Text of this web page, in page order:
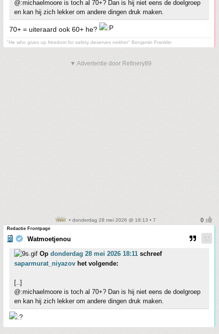
@:michaelmoore is toch al 70+? Dan is hij niet eens de doelgroep
en kan hij zich lekker om andere dingen druk maken.
70+ = uiteraard ook 60+ he?
"He who gives up freedom for safety deserves neither" Benjamin Franklin
▼ Advertentie door Refinery89
• donderdag 28 mei 2026 @ 18:13 • 7
Redactie Frontpage
Watmoetjenou
Op donderdag 28 mei 2026 18:11 schreef
saparmurat_niyazov het volgende:
[..]
@:michaelmoore is toch al 70+? Dan is hij niet eens de doelgroep
en kan hij zich lekker om andere dingen druk maken.